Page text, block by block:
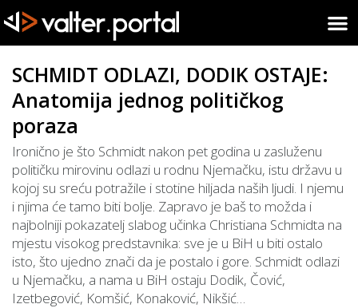
SCHMIDT ODLAZI, DODIK OSTAJE:
Anatomija jednog političkog
poraza
Ironično je što Schmidt nakon pet godina u zasluženu
političku mirovinu odlazi u rodnu Njemačku, istu državu u
kojoj su sreću potražile i stotine hiljada naših ljudi. I njemu
i njima će tamo biti bolje. Zapravo je baš to možda i
najbolniji pokazatelj slabog učinka Christiana Schmidta na
mjestu visokog predstavnika: sve je u BiH u biti ostalo
isto, što ujedno znači da je postalo i gore. Schmidt odlazi
u Njemačku, a nama u BiH ostaju Dodik, Čović,
Izetbegović, Komšić, Konaković, Nikšić…